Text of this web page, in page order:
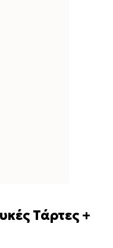
Τάρτες +